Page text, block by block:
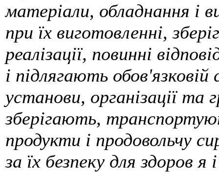
матеріали, обладнання і
при їх виготовленні,
реалізації, повинні
і підлягають
установи, організації та
зберігають,
продукти і продовольчу
за їх безпеку для здоров